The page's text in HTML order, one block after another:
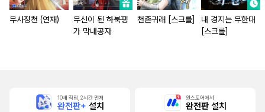
무사정천 (연재)
무신이 된 하북팽
가 막내공자
천존귀래 [스크롤]
내 경지는 무한대
[스크롤]
10배 적립, 2시간 먼저
완전판+ 설치
원스토어에서
완전판 설치